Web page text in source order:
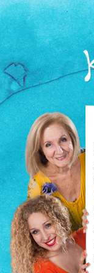
η
ιστορία
μας
παραστάσεις
/
εκδηλώσεις
θεατρικό
εργαστήρι